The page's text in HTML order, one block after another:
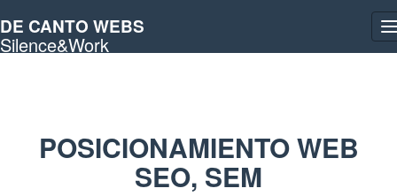
DE CANTO WEBS
Silence&Work
POSICIONAMIENTO WEB
SEO, SEM